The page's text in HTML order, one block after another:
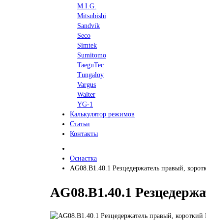
M.I.G.
Mitsubishi
Sandvik
Seco
Simtek
Sumitomo
TaeguTec
Tungaloy
Vargus
Walter
YG-1
Калькулятор режимов
Статьи
Контакты
Оснастка
AG08.B1.40.1 Резцедержатель правый,
AG08.B1.40.1